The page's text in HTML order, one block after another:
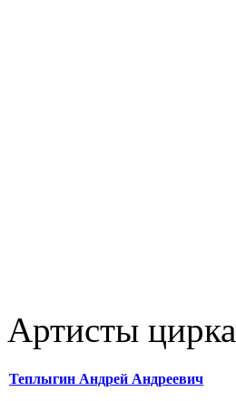
Артисты цирка
Теплыгин Андрей Андреевич